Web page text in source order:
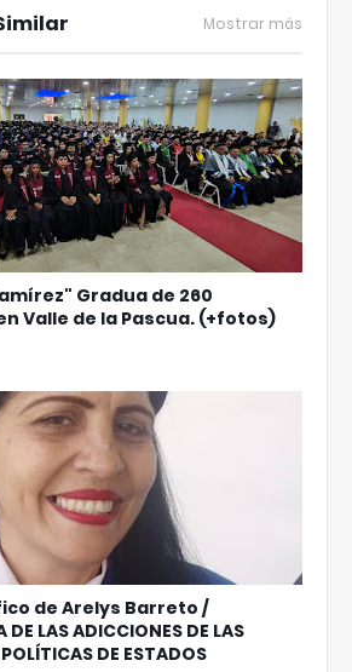
Mostrar más
Gradua de 260
Valle de la Pascua. (+fotos)
de Arelys Barreto /
DE LAS ADICCIONES DE LAS
DE ESTADOS